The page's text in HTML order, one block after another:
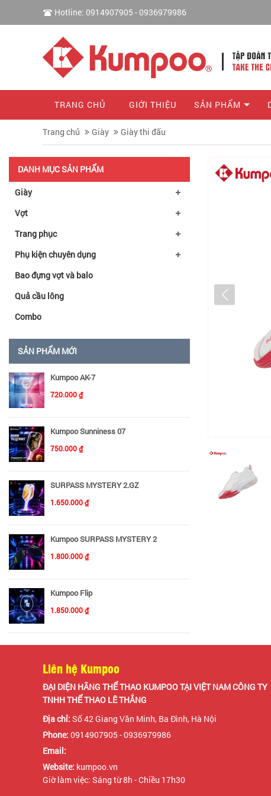
Hotline: 0914907905 - 0936979986
TRANG CHỦ GIỚI THIỆU SẢN PHẨM
Trang chủ Giày Giày thi đấu
DANH MỤC SẢN PHẨM
Giày
Vợt
Trang phục
Phụ kiện chuyên dụng
Bao đựng vợt và balo
Quả cầu lông
Combo
SẢN PHẨM MỚI
Kumpoo AK-7
720.000 ₫
Kumpoo Sunniness 07
750.000 ₫
SURPASS MYSTERY 2.GZ
1.650.000 ₫
Kumpoo SURPASS MYSTERY 2
1.800.000 ₫
Kumpoo Flip
1.850.000 ₫
Liên hệ Kumpoo
ĐẠI DIỆN HÃNG THỂ THAO KUMPOO TẠI VIỆT NAM CÔNG TY
TNHH THỂ THAO LÊ THẮNG
Địa chỉ: Số 42 Giang Văn Minh, Ba Đình, Hà Nội
Phone: 0914907905 - 0936979986
Email:
Website: kumpoo.vn
Giờ làm việc: Sáng từ 8h - Chiều 17h30